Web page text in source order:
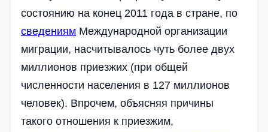
состоянию на конец 2011 года в стране, по
сведениям Международной организации
миграции, насчитывалось чуть более двух
миллионов приезжих (при общей
численности населения в 127 миллионов
человек). Впрочем, объясняя причины
такого отношения к приезжим,